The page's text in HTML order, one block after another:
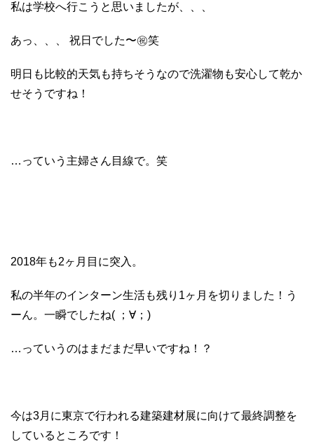
私は学校へ行こうと思いましたが、、、
あっ、、、 祝日でした〜㊗️笑
明日も比較的天気も持ちそうなので洗濯物も安心して乾か
せそうですね！
…っていう主婦さん目線で。笑
2018年も2ヶ月目に突入。
私の半年のインターン生活も残り1ヶ月を切りました！う
ーん。一瞬でしたね( ；∀；)
…っていうのはまだまだ早いですね！？
今は3月に東京で行われる建築建材展に向けて最終調整を
しているところです！